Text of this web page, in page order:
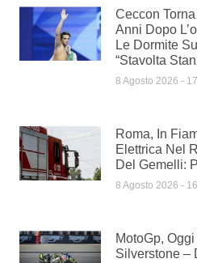
Ceccon
Anni Dopo
Le Dormite
“Stavolta
8 Agosto 2026
Roma, In
Elettrica Nel
Del Gemelli:
8 Agosto 2026
MotoGp,
Silverstone –